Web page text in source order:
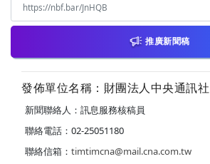
推廣新聞稿
發佈單位名稱：財團法人中央通訊社
新聞聯絡人：訊息服務核稿員
聯絡電話：02-25051180
聯絡信箱： timtimcna@mail.cna.com.tw